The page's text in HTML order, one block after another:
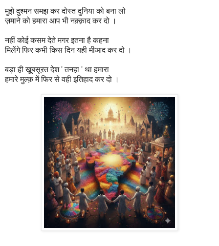
मुझे दुश्मन समझ कर दोस्त दुनिया को बना लो
ज़माने को हमारा आप भी नक़्क़ाद कर दो ।
नहीं कोई कसम देते मगर इतना है कहना
मिलेंगे फिर कभी किस दिन यही मीआद कर दो ।
बड़ा ही ख़ूबसूरत देश ' तनहा ' था हमारा
हमारे मुल्क़ में फिर से वही इतिहाद कर दो ।